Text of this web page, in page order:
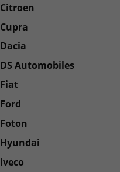
Citroen
Cupra
Dacia
DS Automobiles
Fiat
Ford
Foton
Hyundai
Iveco